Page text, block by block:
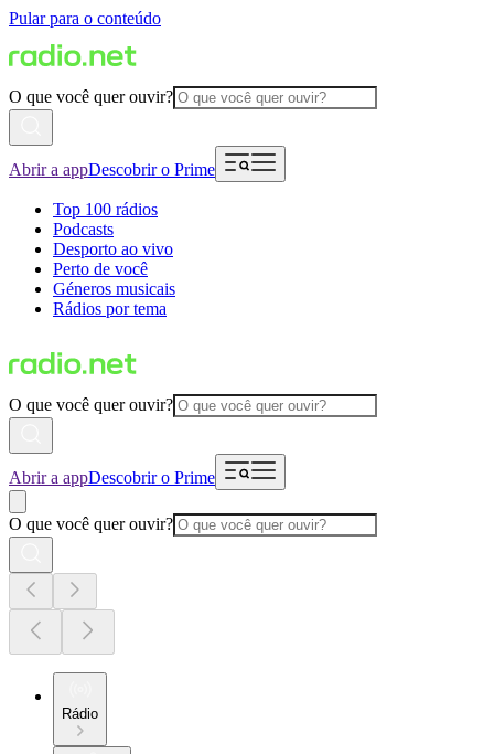
Pular para o conteúdo
O que você quer ouvir?
Abrir a appDescobrir o Prime
Top 100 rádios
Podcasts
Desporto ao vivo
Perto de você
Géneros musicais
Rádios por tema
O que você quer ouvir?
Abrir a appDescobrir o Prime
O que você quer ouvir?
Rádio